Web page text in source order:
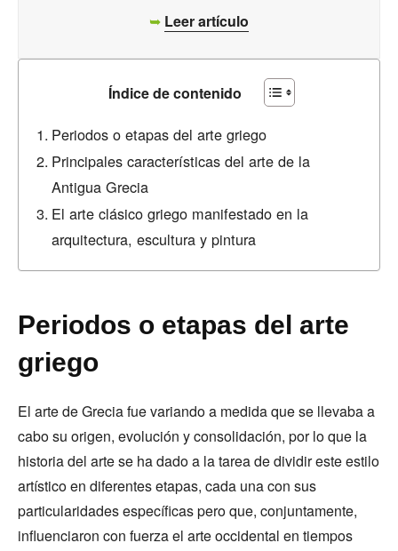
➥ Leer artículo
Índice de contenido
Periodos o etapas del arte griego
Principales características del arte de la
Antigua Grecia
El arte clásico griego manifestado en la
arquitectura, escultura y pintura
Periodos o etapas del arte
griego
El arte de Grecia fue variando a medida que se llevaba a
cabo su origen, evolución y consolidación, por lo que la
historia del arte se ha dado a la tarea de dividir este estilo
artístico en diferentes etapas, cada una con sus
particularidades específicas pero que, conjuntamente,
influenciaron con fuerza el arte occidental en tiempos